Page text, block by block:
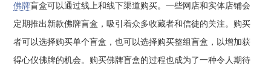
佛牌盲盒可以通过线上和线下渠道购买。一些网店和实体店铺会
定期推出新款佛牌盲盒，吸引着众多收藏者和信徒的关注。购买
者可以选择购买单个盲盒，也可以选择购买整组盲盒，以增加获
得心仪佛牌的机会。购买佛牌盲盒的过程也成为了一种令人期待